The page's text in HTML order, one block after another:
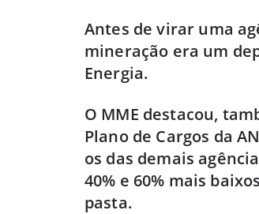
Antes de virar uma
mineração era um
Energia.
O MME destacou,
Plano de Cargos da
os das demais
40% e 60% mais
pasta.